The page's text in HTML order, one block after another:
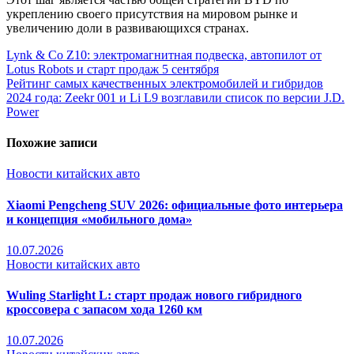
укреплению своего присутствия на мировом рынке и
увеличению доли в развивающихся странах.
Lynk & Co Z10: электромагнитная подвеска, автопилот от
Lotus Robots и старт продаж 5 сентября
Рейтинг самых качественных электромобилей и гибридов
2024 года: Zeekr 001 и Li L9 возглавили список по версии J.D.
Power
Похожие записи
Новости китайских авто
Xiaomi Pengcheng SUV 2026: официальные фото интерьера
и концепция «мобильного дома»
10.07.2026
Новости китайских авто
Wuling Starlight L: старт продаж нового гибридного
кроссовера с запасом хода 1260 км
10.07.2026